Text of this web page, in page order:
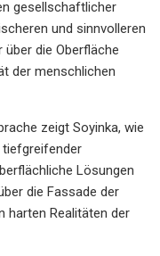
gesellschaftlicher
und sinnvolleren
die Oberfläche
der menschlichen
zeigt Soyinka, wie
tiefgreifender
Lösungen
die Fassade der
harten Realitäten der